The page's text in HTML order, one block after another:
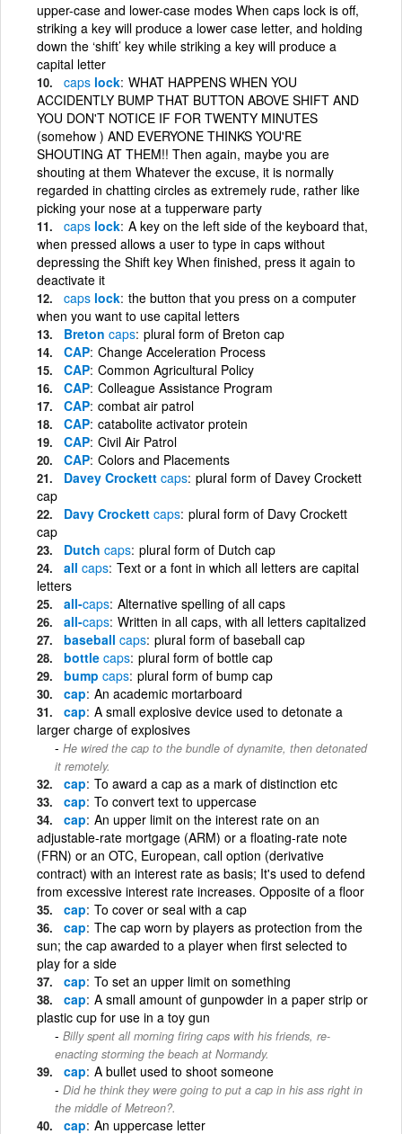
upper-case and lower-case modes When caps lock is off,
striking a key will produce a lower case letter, and holding
down the ‘shift’ key while striking a key will produce a
capital letter
caps lock WHAT HAPPENS WHEN YOU
ACCIDENTLY BUMP THAT BUTTON ABOVE SHIFT AND
YOU DON'T NOTICE IF FOR TWENTY MINUTES
(somehow ) AND EVERYONE THINKS YOU'RE
SHOUTING AT THEM!! Then again, maybe you are
shouting at them Whatever the excuse, it is normally
regarded in chatting circles as extremely rude, rather like
picking your nose at a tupperware party
caps lock A key on the left side of the keyboard that,
when pressed allows a user to type in caps without
depressing the Shift key When finished, press it again to
deactivate it
caps lock the button that you press on a computer
when you want to use capital letters
Breton caps plural form of Breton cap
CAP Change Acceleration Process
CAP Common Agricultural Policy
CAP Colleague Assistance Program
CAP combat air patrol
CAP catabolite activator protein
CAP Civil Air Patrol
CAP Colors and Placements
Davey Crockett caps plural form of Davey Crockett
cap
Davy Crockett caps plural form of Davy Crockett
cap
Dutch caps plural form of Dutch cap
all caps Text or a font in which all letters are capital
letters
all-caps Alternative spelling of all caps
all-caps Written in all caps, with all letters capitalized
baseball caps plural form of baseball cap
bottle caps plural form of bottle cap
bump caps plural form of bump cap
cap An academic mortarboard
cap A small explosive device used to detonate a
larger charge of explosives
He wired the cap to the bundle of dynamite, then detonated
it remotely.
cap To award a cap as a mark of distinction etc
cap To convert text to uppercase
cap An upper limit on the interest rate on an
adjustable-rate mortgage (ARM) or a floating-rate note
(FRN) or an OTC, European, call option (derivative
contract) with an interest rate as basis; It's used to defend
from excessive interest rate increases. Opposite of a floor
cap To cover or seal with a cap
cap The cap worn by players as protection from the
sun; the cap awarded to a player when first selected to
play for a side
cap To set an upper limit on something
cap A small amount of gunpowder in a paper strip or
plastic cup for use in a toy gun
Billy spent all morning firing caps with his friends, re-
enacting storming the beach at Normandy.
cap A bullet used to shoot someone
Did he think they were going to put a cap in his ass right in
the middle of Metreon?.
cap An uppercase letter